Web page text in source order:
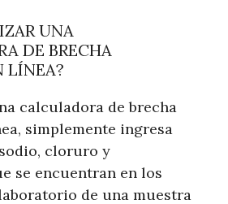
UNA
DE BRECHA
LÍNEA?
calculadora de brecha
simplemente ingresa
cloruro y
se encuentran en los
de una muestra